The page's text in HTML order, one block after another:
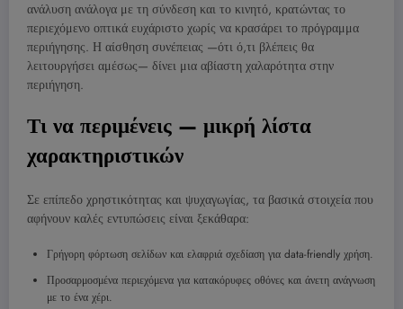
ανάλυση ανάλογα με τη σύνδεση και το κινητό, κρατώντας το
περιεχόμενο οπτικά ευχάριστο χωρίς να κρασάρει το πρόγραμμα
περιήγησης. Η αίσθηση συνέπειας —ότι ό,τι βλέπεις θα
λειτουργήσει αμέσως— δίνει μια αβίαστη χαλαρότητα στην
περιήγηση.
Τι να περιμένεις — μικρή λίστα
χαρακτηριστικών
Σε επίπεδο χρηστικότητας και ψυχαγωγίας, τα βασικά στοιχεία που
αφήνουν καλές εντυπώσεις είναι ξεκάθαρα:
Γρήγορη φόρτωση σελίδων και ελαφριά σχεδίαση για data-friendly χρήση.
Προσαρμοσμένα περιεχόμενα για κατακόρυφες οθόνες και άνετη ανάγνωση
με το ένα χέρι.